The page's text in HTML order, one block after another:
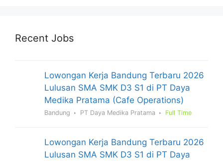
Recent Jobs
Lowongan Kerja Bandung Terbaru 2026
Lulusan SMA SMK D3 S1 di PT Daya
Medika Pratama (Cafe Operations)
Bandung PT Daya Medika Pratama Full Time
Lowongan Kerja Bandung Terbaru 2026
Lulusan SMA SMK D3 S1 di PT Daya